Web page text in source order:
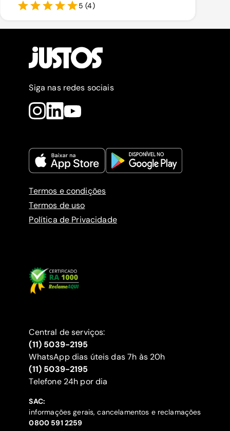
5 (4)
Siga nas redes sociais
Termos e condições
Termos de uso
Política de Privacidade
Central de serviços:
(11) 5039-2195
WhatsApp dias úteis das 7h às 20h
(11) 5039-2195
‍Telefone 24h por dia
SAC:
informações gerais, cancelamentos e reclamações
‍0800 591 2259